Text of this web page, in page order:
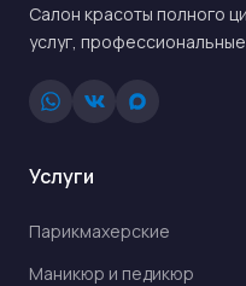
Салон красоты полного
услуг,
Услуги
Парикмахерские
Маникюр и педикюр